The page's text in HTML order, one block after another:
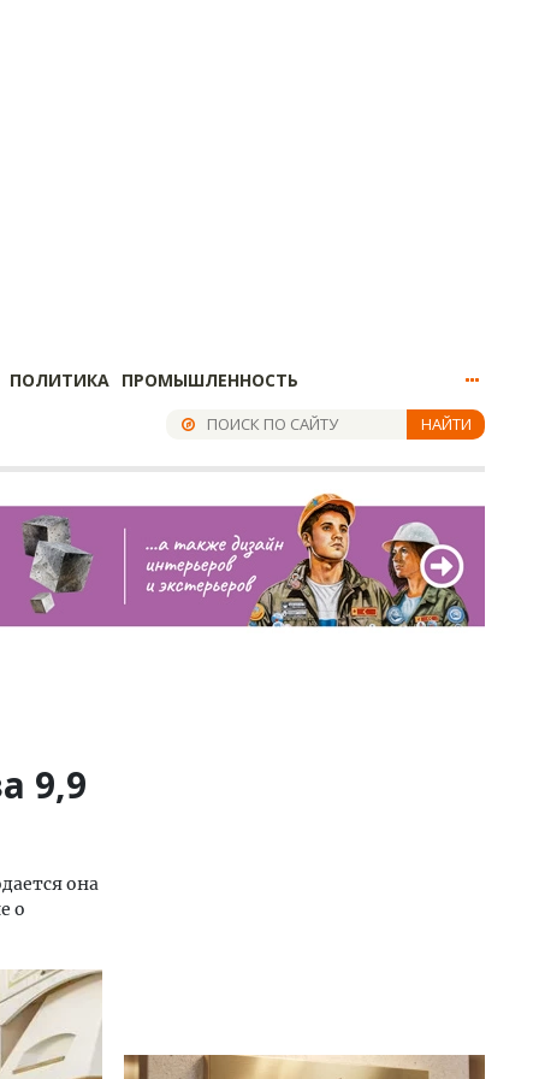
ПОЛИТИКА ПРОМЫШЛЕННОСТЬ
НАЙТИ
9,9
она
о